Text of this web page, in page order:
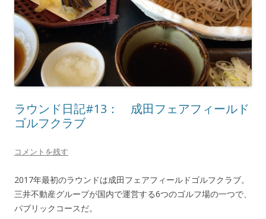
ラウンド日記#13： 成田フェアフィールド
ゴルフクラブ
コメントを残す
2017年最初のラウンドは成田フェアフィールドゴルフクラブ。
三井不動産グループが国内で運営する6つのゴルフ場の一つで、
パブリックコースだ。